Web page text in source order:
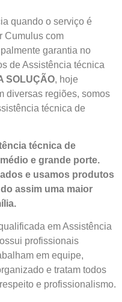
quando o serviço é
Cumulus com
garantia no
de Assistência técnica
SOLUÇÃO, hoje
diversas regiões, somos
técnica de
técnica de
e grande porte.
e usamos produtos
assim uma maior
.
em Assistência
profissionais
em equipe,
e tratam todos
e profissionalismo.